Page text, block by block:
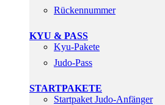
Rückennummer
KYU & PASS
Kyu-Pakete
Judo-Pass
STARTPAKETE
Startpaket Judo-Anfänger